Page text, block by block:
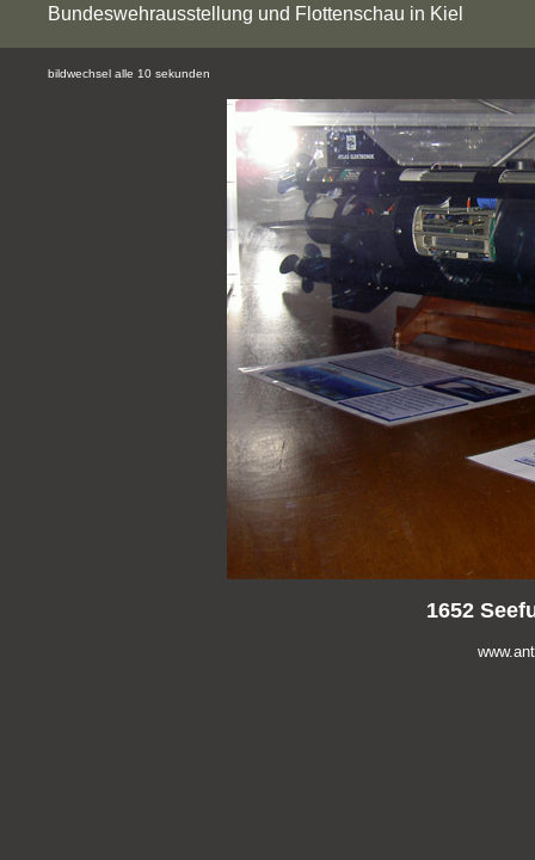
Bundeswehrausstellung und Flottenschau in Kiel
bildwechsel alle 10 sekunden
1652